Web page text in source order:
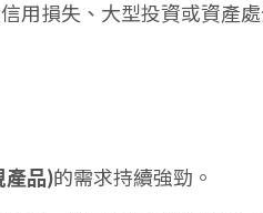
用損失、大型投資或資產
產品)的需求持續強勁。